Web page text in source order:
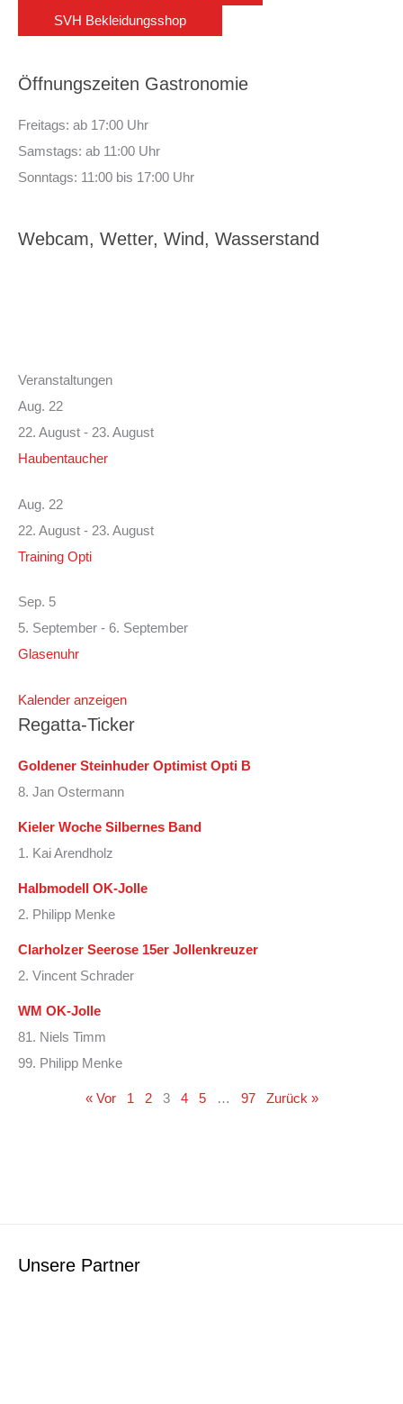
SVH Bekleidungsshop
Öffnungszeiten Gastronomie
Freitags: ab 17:00 Uhr
Samstags: ab 11:00 Uhr
Sonntags: 11:00 bis 17:00 Uhr
Webcam, Wetter, Wind, Wasserstand
Veranstaltungen
Aug. 22
22. August - 23. August
Haubentaucher
Aug. 22
22. August - 23. August
Training Opti
Sep. 5
5. September - 6. September
Glasenuhr
Kalender anzeigen
Regatta-Ticker
Goldener Steinhuder Optimist Opti B
8. Jan Ostermann
Kieler Woche Silbernes Band
1. Kai Arendholz
Halbmodell OK-Jolle
2. Philipp Menke
Clarholzer Seerose 15er Jollenkreuzer
2. Vincent Schrader
WM OK-Jolle
81. Niels Timm
99. Philipp Menke
« Vor 1 2 3 4 5 … 97 Zurück »
Unsere Partner